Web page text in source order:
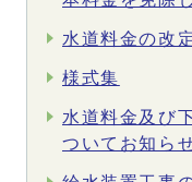
水道料金の改
様式集
水道料金及び
ついてお知ら